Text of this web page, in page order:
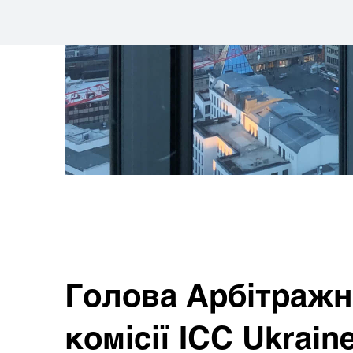
Голова
комісії ICC